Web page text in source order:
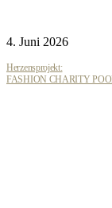
4. Juni 2026
Herzensprojekt:
FASHION CHARITY